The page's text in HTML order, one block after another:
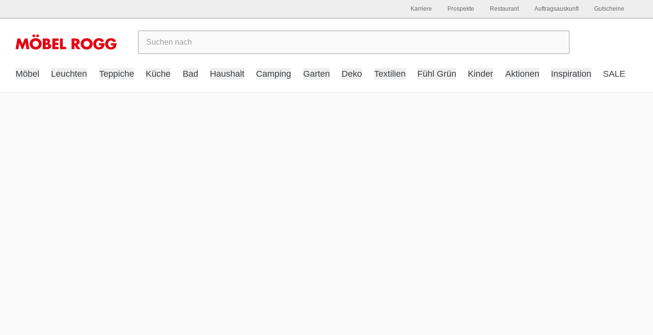
Möbel Leuchten Teppiche Küche Bad Haushalt Camping Garten Deko Textilien Fühl Grün Kinder Aktionen Inspiration SALE
Karriere Prospekte Restaurant Auftragsauskunft Gutscheine